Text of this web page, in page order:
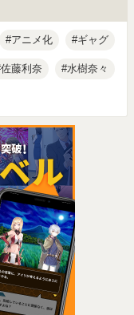
アニメ化 ギャグ
佐藤利奈 水樹奈々